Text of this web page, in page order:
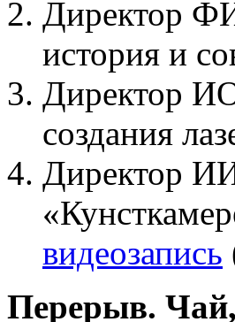
Директор
история и
Директор
создания
Директор
видеозапись
Перерыв.